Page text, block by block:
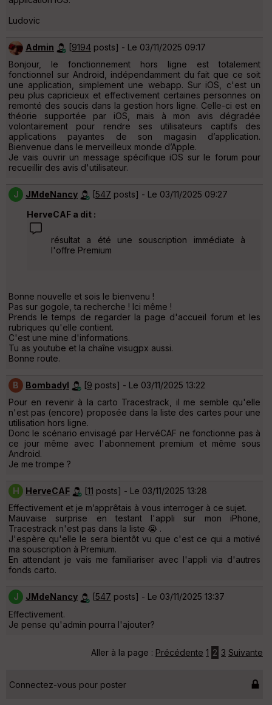
Ludovic
Admin [9194 posts] - Le 03/11/2025 09:17
Bonjour, le fonctionnement hors ligne est totalement
fonctionnel sur Android, indépendamment du fait que ce soit
une application, simplement une webapp. Sur iOS, c'est un
peu plus capricieux et effectivement certaines personnes on
remonté des soucis dans la gestion hors ligne. Celle-ci est en
théorie supportée par iOS, mais à mon avis dégradée
volontairement pour rendre ses utilisateurs captifs des
applications payantes de son magasin d’application.
Bienvenue dans le merveilleux monde d’Apple.
Je vais ouvrir un message spécifique iOS sur le forum pour
recueillir des avis d'utilisateur.
J JMdeNancy [547 posts] - Le 03/11/2025 09:27
HerveCAF a dit :
résultat a été une souscription immédiate à
l'offre Premium
Bonne nouvelle et sois le bienvenu !
Pas sur gogole, ta recherche ! Ici même !
Prends le temps de regarder la page d'accueil forum et les
rubriques qu'elle contient.
C'est une mine d'informations.
Tu as youtube et la chaîne visugpx aussi.
Bonne route.
B Bombadyl [9 posts] - Le 03/11/2025 13:22
Pour en revenir à la carto Tracestrack, il me semble qu'elle
n'est pas (encore) proposée dans la liste des cartes pour une
utilisation hors ligne.
Donc le scénario envisagé par HervéCAF ne fonctionne pas à
ce jour même avec l'abonnement premium et même sous
Android.
Je me trompe ?
H HerveCAF [11 posts] - Le 03/11/2025 13:28
Effectivement et je m’apprêtais à vous interroger à ce sujet.
Mauvaise surprise en testant l'appli sur mon iPhone,
Tracestrack n'est pas dans la liste 😭 .
J'espère qu'elle le sera bientôt vu que c'est ce qui a motivé
ma souscription à Premium.
En attendant je vais me familiariser avec l'appli via d'autres
fonds carto.
J JMdeNancy [547 posts] - Le 03/11/2025 13:37
Effectivement.
Je pense qu'admin pourra l'ajouter?
Aller à la page : Précédente 1 2 3 Suivante
Connectez-vous pour poster